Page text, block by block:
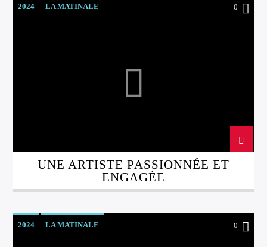
2024 LA MATINALE 0
UNE ARTISTE PASSIONNÉE ET
ENGAGÉE
2024 LA MATINALE 0